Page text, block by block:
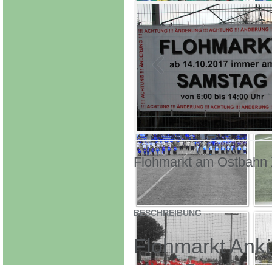
Flohmarkt am Ostbahn
BESCHREIBUNG
Flohmarkt